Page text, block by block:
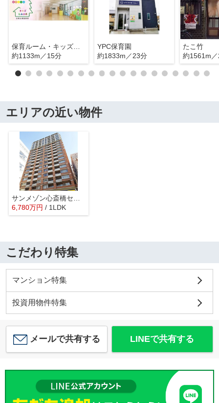
保育ルーム・キッズもみの木
約1133m／15分
YPC保育園
約1833m／23分
たこ竹
約1561m
エリアの近い物件
6,780万円 / 1LDK
こだわり特集
マンション特集
投資用物件特集
メールで共有する LINEで共有する